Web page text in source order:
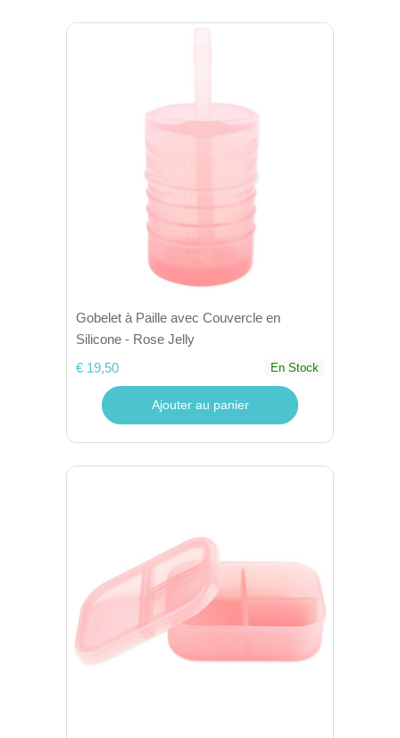
Gobelet à Paille avec Couvercle en
Silicone - Rose Jelly
€ 19,50
En Stock
Ajouter au panier